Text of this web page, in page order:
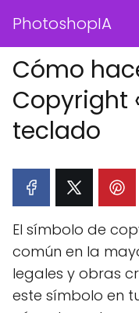
PhotoshopIA
Cómo
Copyright
teclado
El símbolo de
común en la
legales y obras
este símbolo en